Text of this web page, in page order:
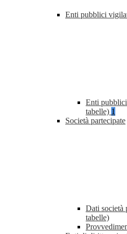
Enti pubblici
Enti
tabelle) 1
Società partecipate
Dati società
tabelle)